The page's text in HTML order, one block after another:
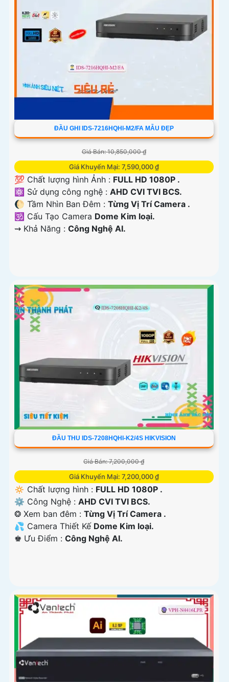
ĐẦU GHI IDS-7216HQHI-M2/FA MẪU ĐẸP
Giá Bán: 10,850,000 ₫
Giá Khuyến Mại: 7,590,000 ₫
💯 Chất lượng hình Ảnh : FULL HD 1080P .
⚛️ Sử dụng công nghệ : AHD CVI TVI BCS.
🌔 Tầm Nhìn Ban Đêm : Từng Vị Trí Camera .
🕉️ Cấu Tạo Camera Dome Kim loại.
️⇝ Khả Năng : Công Nghệ AI.
ĐẦU THU IDS-7208HQHI-K2/4S HIKVISION
Giá Bán: 7,200,000 ₫
Giá Khuyến Mại: 7,200,000 ₫
🔅 Chất lượng hình : FULL HD 1080P .
⚙ Công Nghệ : AHD CVI TVI BCS.
❂ Xem ban đêm : Từng Vị Trí Camera .
💦 Camera Thiết Kế Dome Kim loại.
️♚ Ưu Điểm : Công Nghệ AI.